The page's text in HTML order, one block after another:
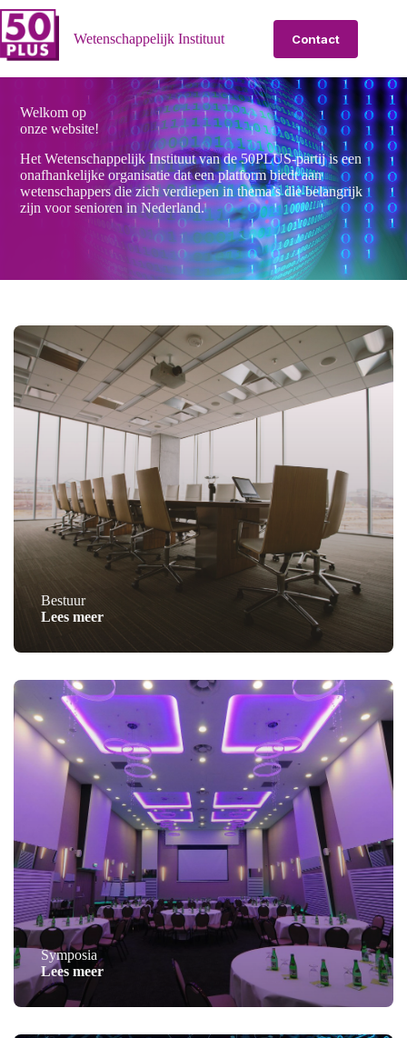
Ga
naar
de
inhoud
Wetenschappelijk Instituut Contact
Welkom op
onze website!
Het Wetenschappelijk Instituut van de 50PLUS-partij is een
onafhankelijke organisatie dat een platform biedt aan
wetenschappers die zich verdiepen in thema’s die belangrijk
zijn voor senioren in Nederland.
Bestuur
Lees meer
Symposia
Lees meer